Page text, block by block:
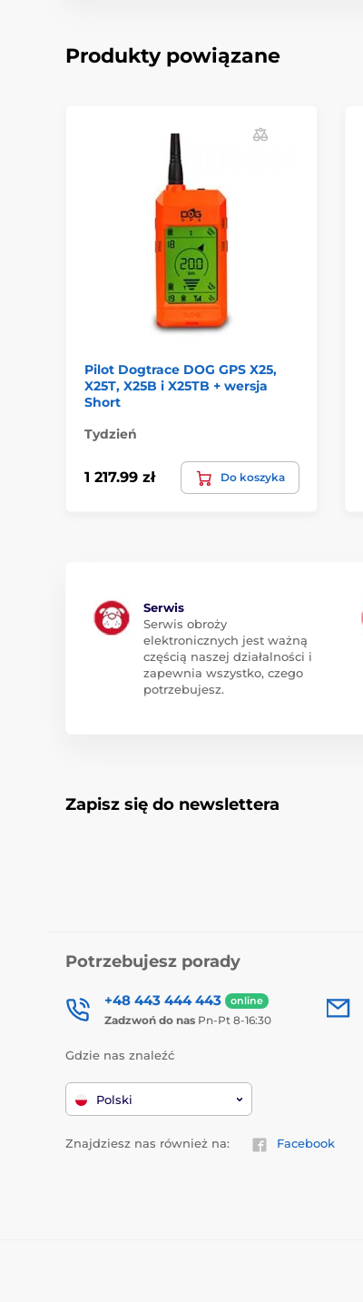
Produkty powiązane
Pilot Dogtrace DOG GPS X25,
X25T, X25B i X25TB + wersja
Short
Tydzień
1 217.99 zł Do koszyka
Serwis
Serwis obroży
elektronicznych jest ważną
częścią naszej działalności i
zapewnia wszystko, czego
potrzebujesz.
Zapisz się do newslettera
Potrzebujesz porady
+48 443 444 443 online
Zadzwoń do nas Pn-Pt 8-16:30
Gdzie nas znaleźć
Polski
Znajdziesz nas również na: Facebook